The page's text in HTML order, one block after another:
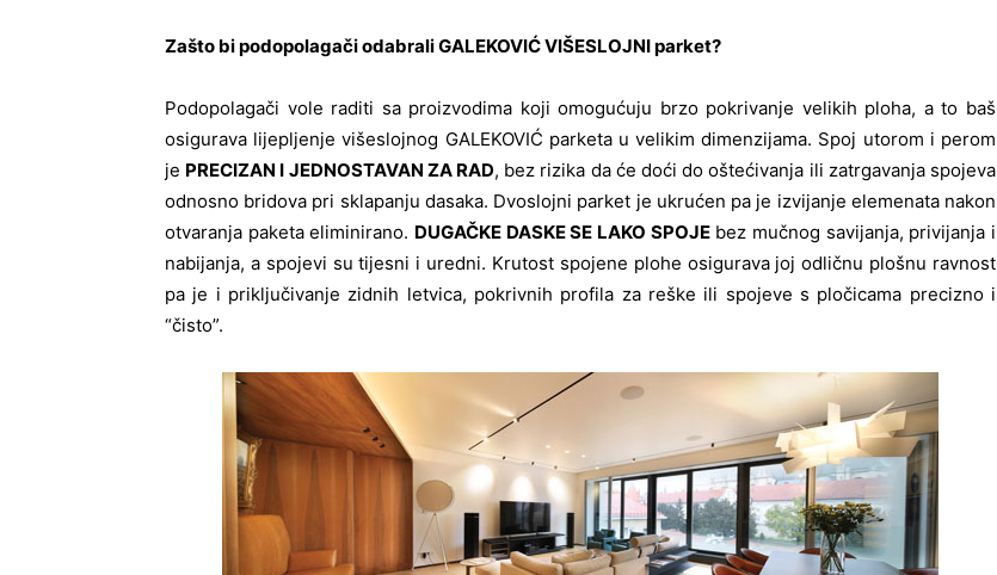
Zašto bi podopolagači odabrali GALEKOVIĆ VIŠESLOJNI parket?
Podopolagači vole raditi sa proizvodima koji omogućuju brzo pokrivanje velikih ploha, a to baš
osigurava lijepljenje višeslojnog GALEKOVIĆ parketa u velikim dimenzijama. Spoj utorom i perom
je PRECIZAN I JEDNOSTAVAN ZA RAD, bez rizika da će doći do oštećivanja ili zatrgavanja spojeva
odnosno bridova pri sklapanju dasaka. Dvoslojni parket je ukrućen pa je izvijanje elemenata nakon
otvaranja paketa eliminirano. DUGAČKE DASKE SE LAKO SPOJEbez mučnog savijanja, privijanja i
nabijanja, a spojevi su tijesni i uredni. Krutost spojene plohe osigurava joj odličnu plošnu ravnost
pa je i priključivanje zidnih letvica, pokrivnih profila za reške ili spojeve s pločicama precizno i
“čisto”.